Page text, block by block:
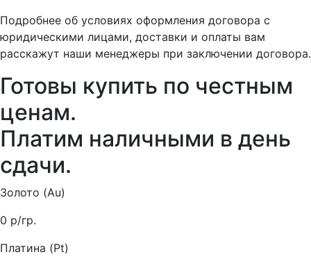
Подробнее об условиях оформления договора с
юридическими лицами, доставки и оплаты вам
расскажут наши менеджеры при заключении договора.
Готовы купить по честным
ценам.
Платим наличными в день
сдачи.
Золото (Au)
0 р/гр.
Платина (Pt)